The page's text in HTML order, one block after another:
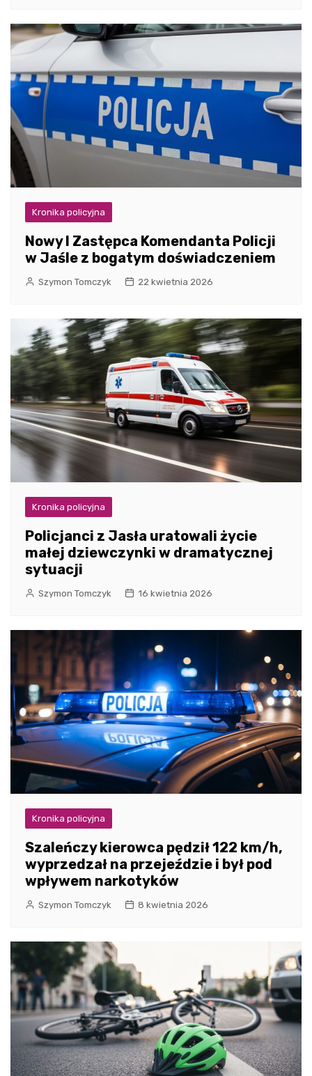
Kronika policyjna
Nowy I Zastępca Komendanta Policji
w Jaśle z bogatym doświadczeniem
Szymon Tomczyk 22 kwietnia 2026
Kronika policyjna
Policjanci z Jasła uratowali życie
małej dziewczynki w dramatycznej
sytuacji
Szymon Tomczyk 16 kwietnia 2026
Kronika policyjna
Szaleńczy kierowca pędził 122 km/h,
wyprzedzał na przejeździe i był pod
wpływem narkotyków
Szymon Tomczyk 8 kwietnia 2026